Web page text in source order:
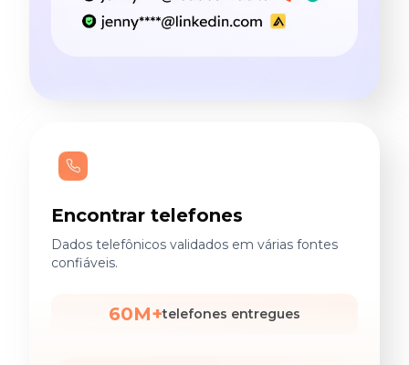
Encontrar telefones
Dados telefônicos validados em várias fontes
confiáveis.
60M+telefones entregues